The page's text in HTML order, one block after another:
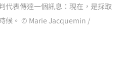
代表傳達一個訊息：現在，是採取
候。 © Marie Jacquemin /